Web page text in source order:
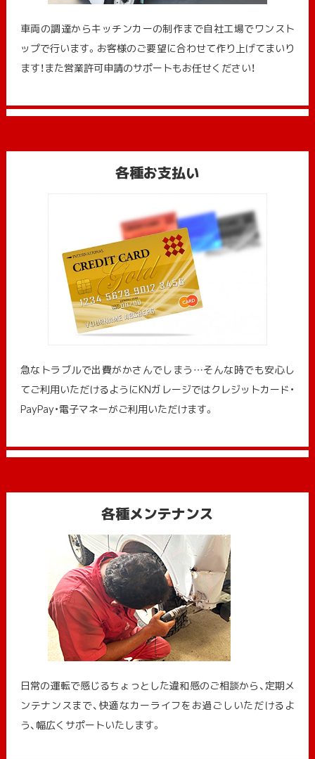
車両の調達からキッチンカーの制作まで自社工場でワンスト
ップで行います。お客様のご要望に合わせて作り上げてまいり
ます！また営業許可申請のサポートもお任せください！
各種お支払い
急なトラブルで出費がかさんでしまう…そんな時でも安心し
てご利用いただけるようにKNガレージではクレジットカード・
PayPay・電子マネーがご利用いただけます。
各種メンテナンス
日常の運転で感じるちょっとした違和感のご相談から、定期メ
ンテナンスまで、快適なカーライフをお過ごしいただけるよ
う、幅広くサポートいたします。